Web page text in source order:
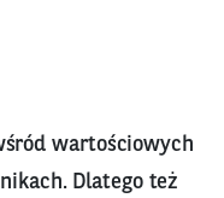
wartościowych
Dlatego też